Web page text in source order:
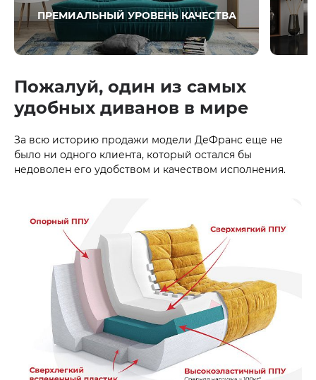
ПРЕМИАЛЬНЫЙ УРОВЕНЬ КАЧЕСТВА
Пожалуй, один из самых
удобных диванов в мире
За всю историю продажи модели ДеФранс еще не
было ни одного клиента, который остался бы
недоволен его удобством и качеством исполнения.